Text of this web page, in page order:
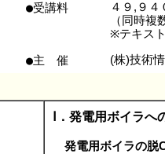
●受講料
４９,９４
（同時
※テキス
●主 催 (株)技術
Ⅰ．発電用ボイラ
発電用ボイラの脱